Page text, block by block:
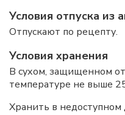
Условия отпуска из
Отпускают по рецепту.
Условия хранения
В сухом, защищенном
температуре не выше
Хранить в недоступном